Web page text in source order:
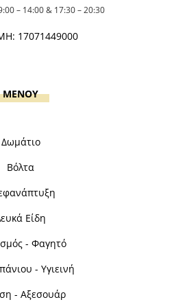
– 14:00 & 17:30 – 20:30
17071449000
MENOY
Δωμάτιο
Βόλτα
Είδη
- Φαγητό
- Υγιεινή
- Αξεσουάρ